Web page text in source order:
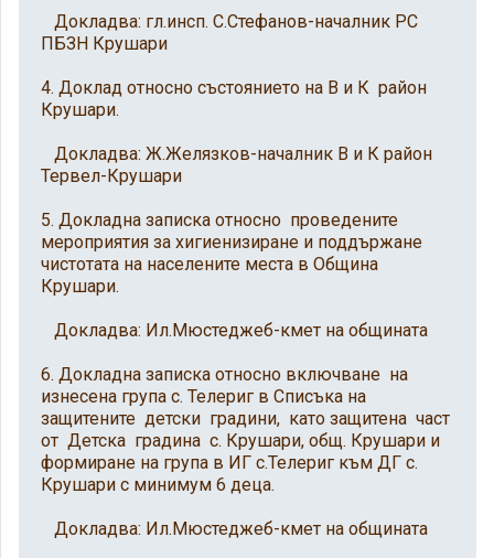
Докладва: гл.инсп. С.Стефанов-началник РС
ПБЗН Крушари
4. Доклад относно състоянието на В и К район
Крушари.
Докладва: Ж.Желязков-началник В и К район
Тервел-Крушари
5. Докладна записка относно проведените
мероприятия за хигиенизиране и поддържане
чистотата на населените места в Община
Крушари.
Докладва: Ил.Мюстеджеб-кмет на общината
6. Докладна записка относно включване на
изнесена група с. Телериг в Списъка на
защитените детски градини, като защитена част
от Детска градина с. Крушари, общ. Крушари и
формиране на група в ИГ с.Телериг към ДГ с.
Крушари с минимум 6 деца.
Докладва: Ил.Мюстеджеб-кмет на общината